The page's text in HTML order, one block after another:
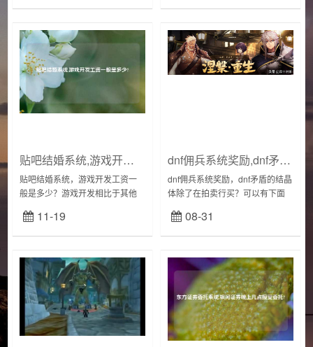
QQ，同系统的才可以跨区加战
积少成多也是一笔很大的收获。
贴吧结婚系统,游戏开发工资一般是多少?
贴吧结婚系统，游戏开发工资一
般是多少？游戏开发相比于其他
竟是高强度脑力工作，工资自然
比较高。但是不同职位，不同年
11-19
dnf佣兵系统奖励,dnf矛盾的结晶体除了在拍卖行买?
dnf佣兵系统奖励，dnf矛盾的结晶
体除了在拍卖行买？可以有下面
是一种可以交易的物品，所以我
们可以从【拍卖场】中购买得
08-31